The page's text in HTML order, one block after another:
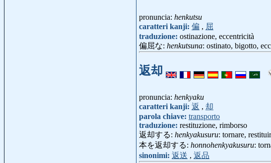
pronuncia: henkutsu
caratteri kanji: 偏 , 屈
traduzione: ostinazione, eccentricità
偏屈な: henkutsuna: ostinato, bigotto,
返却
pronuncia: henkyaku
caratteri kanji: 返 , 却
parola chiave: transporto
traduzione: restituzione, rimborso
返却する: henkyakusuru: tornare,
本を返却する: honnohenkyakusuru:
sinonimi: 返送 , 返品